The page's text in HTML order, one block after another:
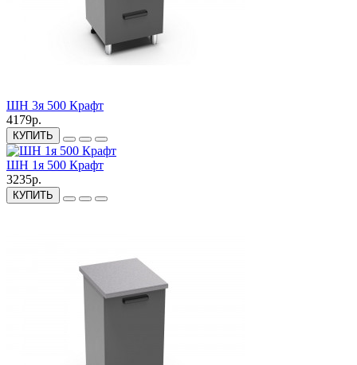
ШН 3я 500 Крафт
4179р.
КУПИТЬ
ШН 1я 500 Крафт
3235р.
КУПИТЬ